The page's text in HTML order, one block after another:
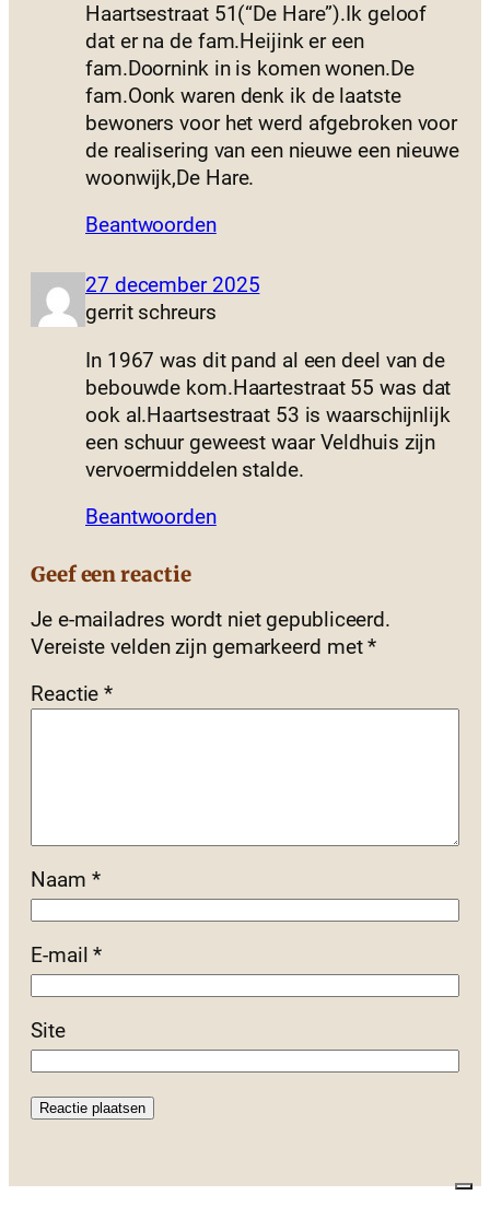
Haartsestraat 51(“De Hare”).Ik geloof
dat er na de fam.Heijink er een
fam.Doornink in is komen wonen.De
fam.Oonk waren denk ik de laatste
bewoners voor het werd afgebroken voor
de realisering van een nieuwe een nieuwe
woonwijk,De Hare.
Beantwoorden
27 december 2025
gerrit schreurs
In 1967 was dit pand al een deel van de
bebouwde kom.Haartestraat 55 was dat
ook al.Haartsestraat 53 is waarschijnlijk
een schuur geweest waar Veldhuis zijn
vervoermiddelen stalde.
Beantwoorden
Geef een reactie
Je e-mailadres wordt niet gepubliceerd.
Vereiste velden zijn gemarkeerd met*
Reactie*
Naam *
E-mail*
Site